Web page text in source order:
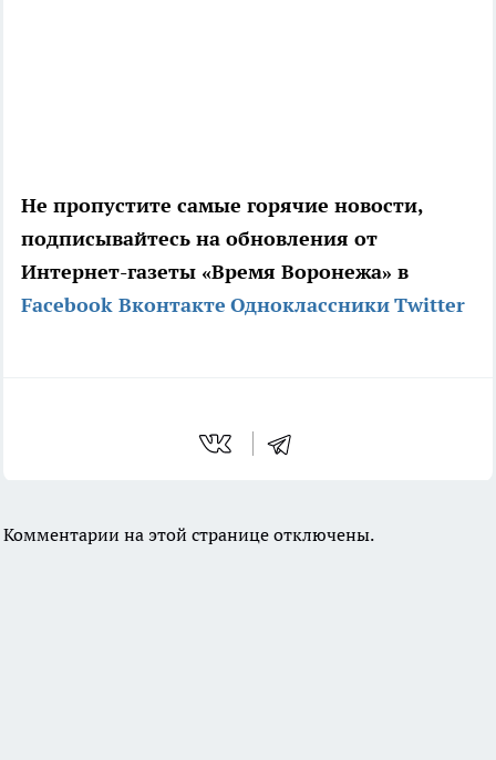
Не пропустите самые горячие новости,
подписывайтесь на обновления от
Интернет-газеты «Время Воронежа» в
Facebook Вконтакте ОдноклассникиTwitter
Комментарии на этой странице отключены.